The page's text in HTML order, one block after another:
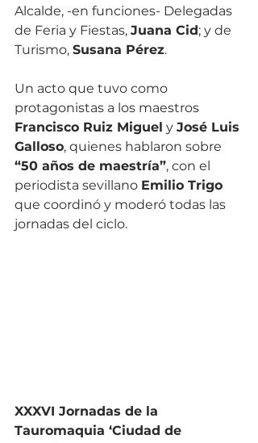
Alcalde, -en funciones- Delegadas
de Feria y Fiestas, Juana Cid; y de
Turismo, Susana Pérez.
Un acto que tuvo como
protagonistas a los maestros
Francisco Ruiz Miguel y José Luis
Galloso, quienes hablaron sobre
“50 años de maestría”, con el
periodista sevillano Emilio Trigo
que coordinó y moderó todas las
jornadas del ciclo.
XXXVI Jornadas de la
Tauromaquia ‘Ciudad de